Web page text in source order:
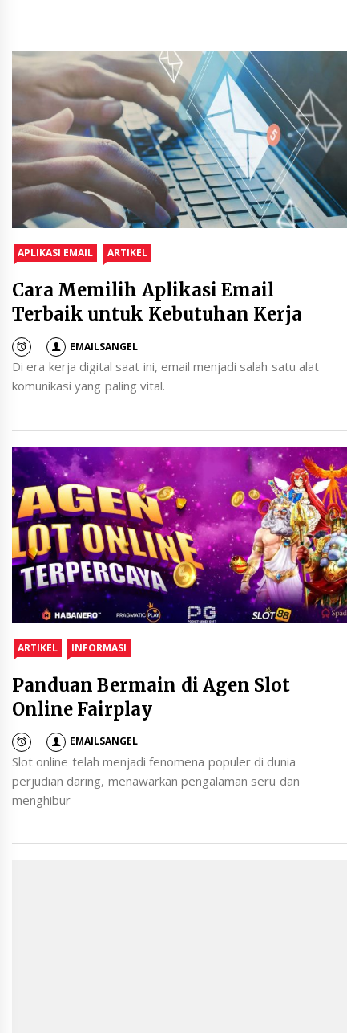
APLIKASI EMAIL ARTIKEL
Cara Memilih Aplikasi Email
Terbaik untuk Kebutuhan Kerja
EMAILSANGEL
Di era kerja digital saat ini, email menjadi salah satu alat
komunikasi yang paling vital.
ARTIKEL INFORMASI
Panduan Bermain di Agen Slot
Online Fairplay
EMAILSANGEL
Slot online telah menjadi fenomena populer di dunia
perjudian daring, menawarkan pengalaman seru dan
menghibur